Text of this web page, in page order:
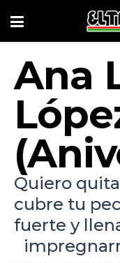
Ana
Quiero
cubre tu
fuerte y